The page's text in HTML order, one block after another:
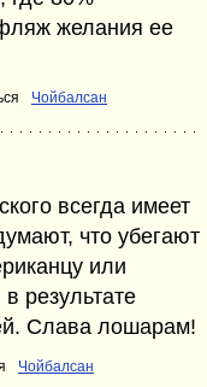
желания ее
Чойбалсан
всегда имеет
что убегают
или
результате
Слава лошарам!
Чойбалсан